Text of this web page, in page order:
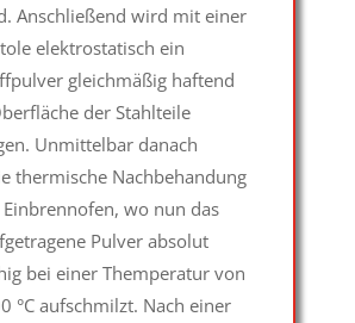
Anschließend wird mit einer
elektrostatisch ein
gleichmäßig haftend
der Stahlteile
Unmittelbar danach
thermische Nachbehandung
wo nun das
Pulver absolut
bei einer Themperatur von
°C aufschmilzt. Nach einer